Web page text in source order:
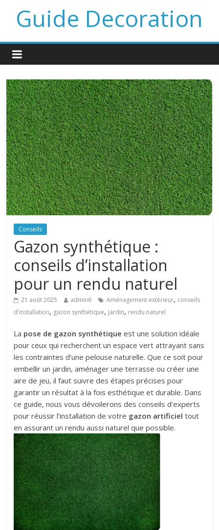
Guide Decoration
Conseils
Gazon synthétique :
conseils d’installation
pour un rendu naturel
21 août 2025 admin6 Aménagement extérieur, conseils
d'installation, gazon synthétique, Jardin, rendu naturel
La pose de gazon synthétique est une solution idéale
pour ceux qui recherchent un espace vert attrayant sans
les contraintes d’une pelouse naturelle. Que ce soit pour
embellir un jardin, aménager une terrasse ou créer une
aire de jeu, il faut suivre des étapes précises pour
garantir un résultat à la fois esthétique et durable. Dans
ce guide, nous vous dévoilerons des conseils d’experts
pour réussir l’installation de votre gazon artificiel tout
en assurant un rendu aussi naturel que possible.